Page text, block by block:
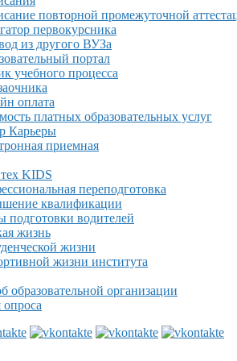
повторной промежуточной
первокурсника
из другого ВУЗа
портал
учебного процесса
оплата
платных образовательных услуг
Карьеры
приемная
KIDS
переподготовка
квалификации
подготовки водителей
жизнь
жизни
жизни института
образовательной организации
опроса